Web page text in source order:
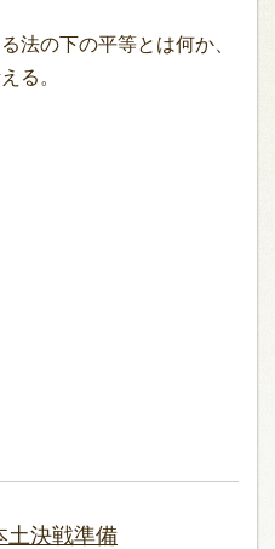
法の下の平等とは何か、
る。
土決戦準備